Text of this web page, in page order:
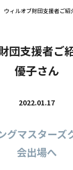
ウィルオブ財団支援者ご紹
団支援者ご
優子さん
2022.01.17
グマスター
会出場へ